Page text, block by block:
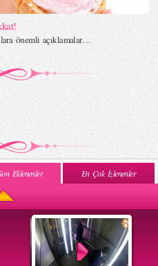
önemli açıklamalar…
Eklenenler En Çok İzlenenler